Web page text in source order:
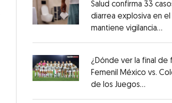
Opens in new window
Salud confirma 33
diarrea explosiva en el
mantiene vigilancia
Opens in new window
¿Dónde ver la final de
Femenil México vs.
de los Juegos